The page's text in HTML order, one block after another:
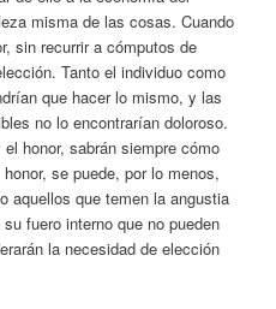
misma de las cosas. Cuando
sin recurrir a cómputos de
Tanto el individuo como
que hacer lo mismo, y las
no lo encontrarían doloroso.
honor, sabrán siempre cómo
se puede, por lo menos,
aquellos que temen la angustia
fuero interno que no pueden
la necesidad de elección